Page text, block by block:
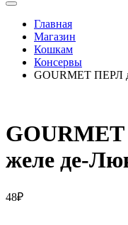
Главная
Магазин
Кошкам
Консервы
GOURMET ПЕРЛ
желе де-
48₽